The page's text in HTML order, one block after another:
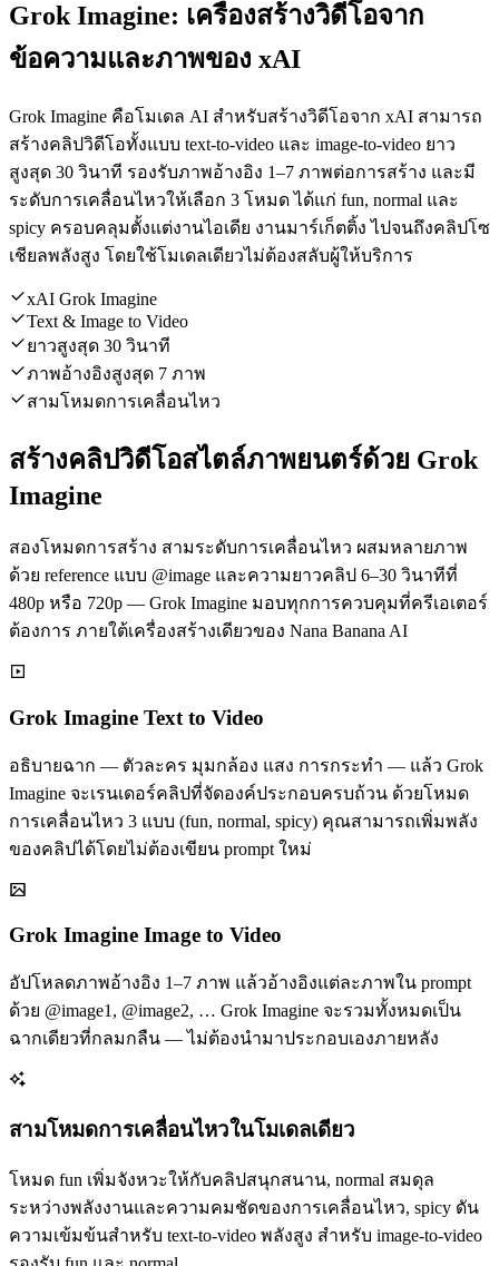
Grok Imagine: เครื่องสร้างวิดีโอจาก
ข้อความและภาพของ xAI
Grok Imagine คือโมเดล AI สำหรับสร้างวิดีโอจาก xAI สามารถ
สร้างคลิปวิดีโอทั้งแบบ text-to-video และ image-to-video ยาว
สูงสุด 30 วินาที รองรับภาพอ้างอิง 1–7 ภาพต่อการสร้าง และมี
ระดับการเคลื่อนไหวให้เลือก 3 โหมด ได้แก่ fun, normal และ
spicy ครอบคลุมตั้งแต่งานไอเดีย งานมาร์เก็ตติ้ง ไปจนถึงคลิปโซ
เชียลพลังสูง โดยใช้โมเดลเดียวไม่ต้องสลับผู้ให้บริการ
xAI Grok Imagine
Text & Image to Video
ยาวสูงสุด 30 วินาที
ภาพอ้างอิงสูงสุด 7 ภาพ
สามโหมดการเคลื่อนไหว
สร้างคลิปวิดีโอสไตล์ภาพยนตร์ด้วย Grok
Imagine
สองโหมดการสร้าง สามระดับการเคลื่อนไหว ผสมหลายภาพ
ด้วย reference แบบ @image และความยาวคลิป 6–30 วินาทีที่
480p หรือ 720p — Grok Imagine มอบทุกการควบคุมที่ครีเอเตอร์
ต้องการ ภายใต้เครื่องสร้างเดียวของ Nana Banana AI
Grok Imagine Text to Video
อธิบายฉาก — ตัวละคร มุมกล้อง แสง การกระทำ — แล้ว Grok
Imagine จะเรนเดอร์คลิปที่จัดองค์ประกอบครบถ้วน ด้วยโหมด
การเคลื่อนไหว 3 แบบ (fun, normal, spicy) คุณสามารถเพิ่มพลัง
ของคลิปได้โดยไม่ต้องเขียน prompt ใหม่
Grok Imagine Image to Video
อัปโหลดภาพอ้างอิง 1–7 ภาพ แล้วอ้างอิงแต่ละภาพใน prompt
ด้วย @image1, @image2, … Grok Imagine จะรวมทั้งหมดเป็น
ฉากเดียวที่กลมกลืน — ไม่ต้องนำมาประกอบเองภายหลัง
สามโหมดการเคลื่อนไหวในโมเดลเดียว
โหมด fun เพิ่มจังหวะให้กับคลิปสนุกสนาน, normal สมดุล
ระหว่างพลังงานและความคมชัดของการเคลื่อนไหว, spicy ดัน
ความเข้มข้นสำหรับ text-to-video พลังสูง สำหรับ image-to-video